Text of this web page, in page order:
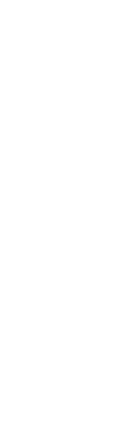
+48 508
Prosimy
DOLINA
Masz